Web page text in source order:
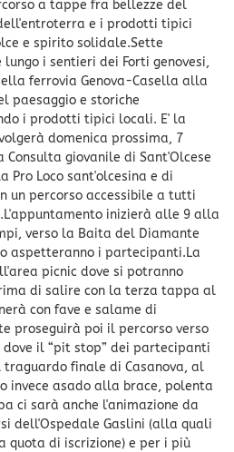
a tappe fra bellezze del
e i prodotti tipici
e spirito solidale.Sette
i sentieri dei Forti genovesi,
ferrovia Genova-Casella alla
paesaggio e storiche
i prodotti tipici locali. E' la
domenica prossima, 7
giovanile di Sant'Olcese
Pro Loco sant'olcesina e di
un percorso accessibile a tutti
inizierà alle 9 alla
verso la Baita del Diamante
aspetteranno i partecipanti.La
picnic dove si potranno
di salire con la terza tappa al
con fave e salame di
proseguirà poi il percorso verso
il “pit stop” dei partecipanti
finale di Casanova, al
invece asado alla brace, polenta
ci sarà anche l'animazione da
dell'Ospedale Gaslini (alla quali
di iscrizione) e per i più